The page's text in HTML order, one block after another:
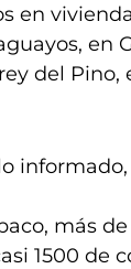
en
en
del Pino,
más de
1500 de